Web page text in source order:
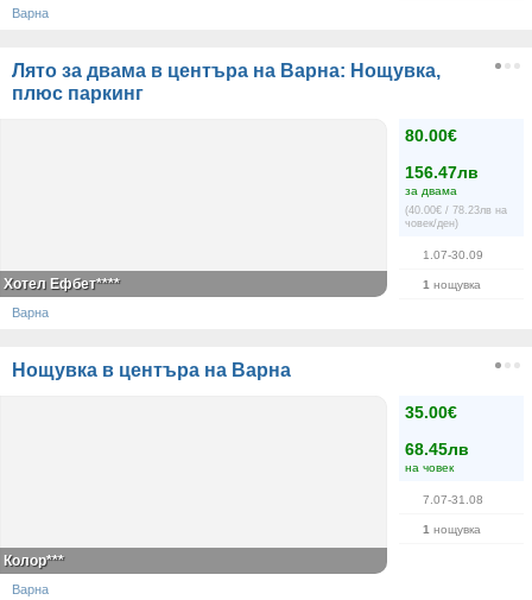
Варна
Лято за двама в центъра на Варна: Нощувка,
плюс паркинг
80.00€
156.47лв
за двама
(40.00€ / 78.23лв на
човек/ден)
1.07-30.09
1 нощувка
Хотел Ефбет****
Варна
Нощувка в центъра на Варна
35.00€
68.45лв
на човек
7.07-31.08
1 нощувка
Колор***
Варна